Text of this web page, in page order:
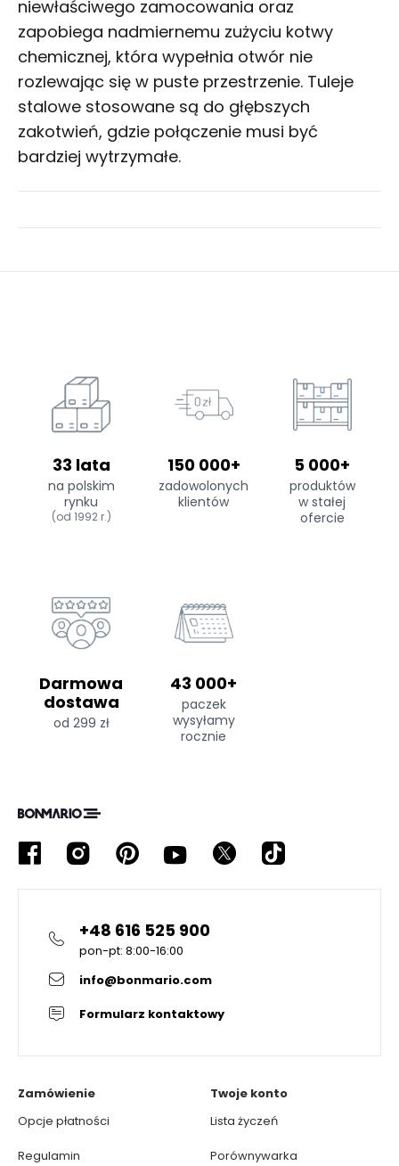
niewłaściwego zamocowania oraz
zapobiega nadmiernemu zużyciu kotwy
chemicznej, która wypełnia otwór nie
rozlewając się w puste przestrzenie. Tuleje
stalowe stosowane są do głębszych
zakotwień, gdzie połączenie musi być
bardziej wytrzymałe.
33 lata
na polskim
rynku
(od 1992 r.)
150 000+
zadowolonych
klientów
5 000+
produktów
w stałej
ofercie
Darmowa
dostawa
od 299 zł
43 000+
paczek
wysyłamy
rocznie
+48 616 525 900
pon-pt: 8:00-16:00
info@bonmario.com
Formularz kontaktowy
Zamówienie
Opcje płatności
Regulamin
Twoje konto
Lista życzeń
Porównywarka